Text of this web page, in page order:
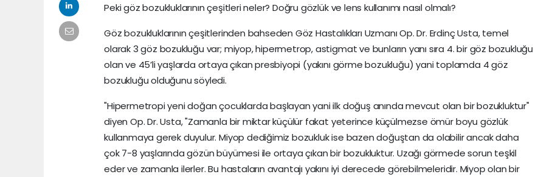
Peki göz bozukluklarının çeşitleri neler? Doğru gözlük ve lens kullanımı nasıl olmalı?
Göz bozukluklarının çeşitlerinden bahseden Göz Hastalıkları Uzmanı Op. Dr. Erdinç Usta, temel
olarak 3 göz bozukluğu var; miyop, hipermetrop, astigmat ve bunların yanı sıra 4. bir göz bozukluğu
olan ve 45’li yaşlarda ortaya çıkan presbiyopi (yakını görme bozukluğu) yani toplamda 4 göz
bozukluğu olduğunu söyledi.
"Hipermetropi yeni doğan çocuklarda başlayan yani ilk doğuş anında mevcut olan bir bozukluktur"
diyen Op. Dr. Usta, "Zamanla bir miktar küçülür fakat yeterince küçülmezse ömür boyu gözlük
kullanmaya gerek duyulur. Miyop dediğimiz bozukluk ise bazen doğuştan da olabilir ancak daha
çok 7-8 yaşlarında gözün büyümesi ile ortaya çıkan bir bozukluktur. Uzağı görmede sorun teşkil
eder ve zamanla ilerler. Bu hastaların avantajı yakını iyi derecede görebilmeleridir. Miyop olan bir